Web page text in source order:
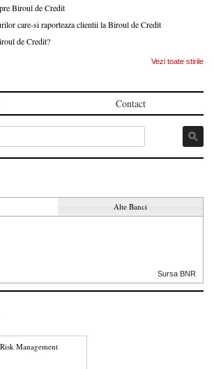
Biroul de Credit
care-si raporteaza clientii la Biroul de Credit
de Credit?
Vezi toate stirile
Contact
Alte Banci
Sursa BNR
Management